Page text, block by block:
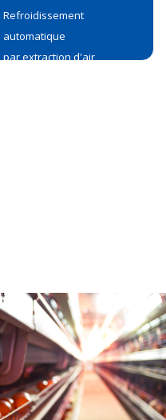
Refroidissement
automatique
par extraction d'air